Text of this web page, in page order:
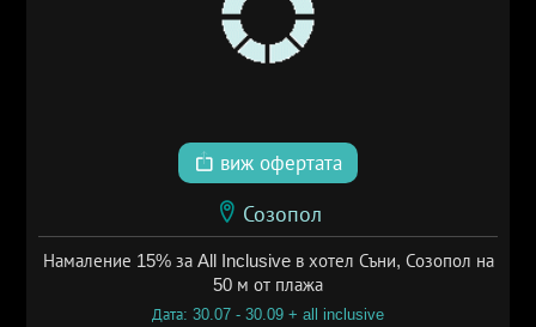
виж офертата
Созопол
Намаление 15% за All Inclusive в хотел Съни, Созопол на
50 м от плажа
Дата: 30.07 - 30.09 + all inclusive